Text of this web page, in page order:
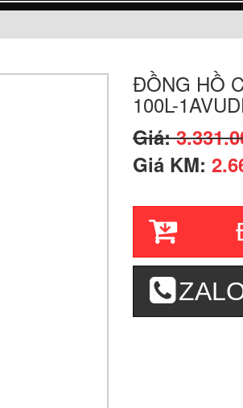
ĐỒNG HỒ
100L-
Giá:
Giá KM: